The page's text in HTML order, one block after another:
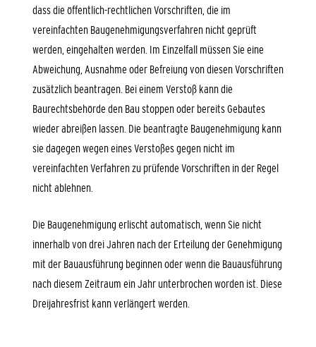
dassdie öffentlich-rechtlichenVorschriften, die im
vereinfachten Baugenehmigungsverfahren nicht geprüft
werden, eingehalten werden. Im Einzelfall müssen Sie eine
Abweichung, Ausnahme oder Befreiung vondiesenVorschriften
zusätzlich beantragen. Bei einem Verstoß kann die
Baurechtsbehörde den Bau stoppen oder bereits Gebautes
wieder abreißen lassen. Die beantragte Baugenehmigung kann
sie dagegen wegen eines Verstoßes gegen nicht im
vereinfachten Verfahren zu prüfende Vorschriften in der Regel
nicht ablehnen.
Die Baugenehmigung erlischt automatisch , wenn Sie nicht
innerhalb von drei Jahren nach der Erteilung der Genehmigung
mit der Bauausführung beginnen oder wenn die Bauausführung
nach diesem Zeitraum ein Jahr unterbrochen worden ist. Diese
Dreijahresfrist kann verlängert werden.